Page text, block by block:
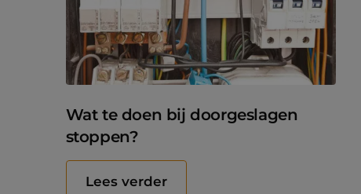
Wat te doen bij doorgeslagen
stoppen?
Lees verder